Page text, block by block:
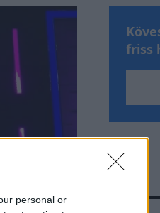
personal or
friss